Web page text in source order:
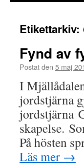
Etikettarkiv:
Fynd av
Postat den 5 maj
I
jordstjärna
jordstjärna
skapelse.
På hösten
Läs mer →